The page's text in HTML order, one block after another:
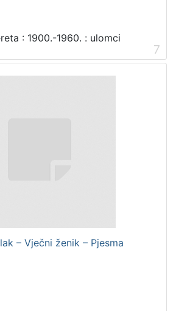
: 1900.-1960. : ulomci
7
– Vječni ženik – Pjesma